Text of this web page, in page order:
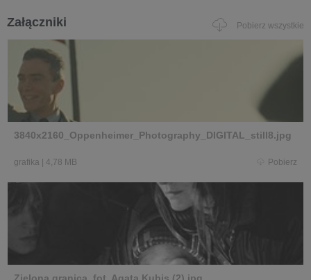
Załączniki Pobierz wszystkie
3840x2160_Oppenheimer_Photography_DIGITAL_still8.jpg
grafika 4,78 MB Pobierz